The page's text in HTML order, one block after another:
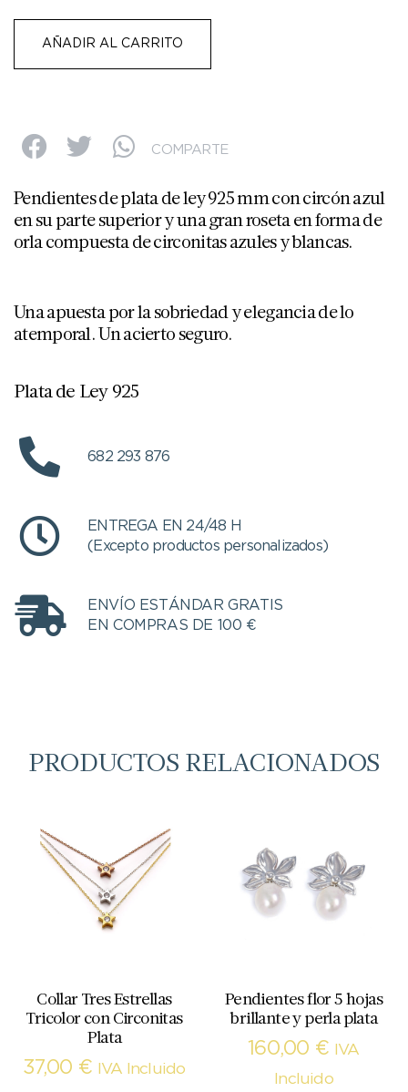
AÑADIR AL CARRITO
COMPARTE
Pendientes de plata de ley 925 mm con circón azul
en su parte superior y una gran roseta en forma de
orla compuesta de circonitas azules y blancas.
Una apuesta por la sobriedad y elegancia de lo
atemporal. Un acierto seguro.
Plata de Ley 925
682 293 876
ENTREGA EN 24/48 H
(Excepto productos personalizados)
ENVÍO ESTÁNDAR GRATIS
EN COMPRAS DE 100 €
PRODUCTOS RELACIONADOS
Collar Tres Estrellas
Tricolor con Circonitas
Plata
37,00 € IVA Incluido
Pendientes flor 5 hojas
brillante y perla plata
160,00 €
IVA
Incluido